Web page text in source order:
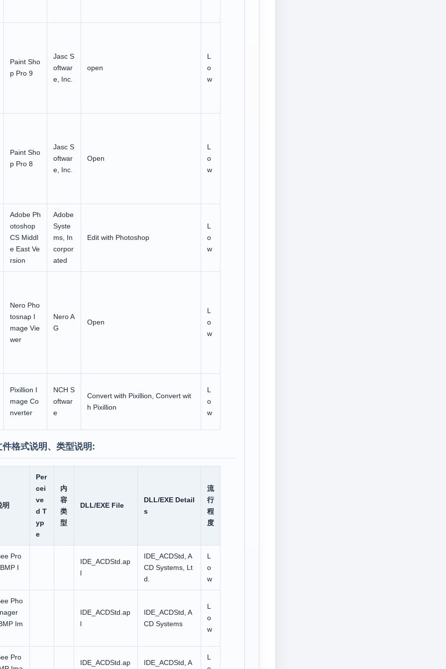
Paint Sho
p Pro 9
Jasc S
oftwar
e, Inc.
open
L
o
w
Paint Sho
p Pro 8
Jasc S
oftwar
e, Inc.
Open
L
o
w
Adobe Ph
otoshop
CS Middl
e East Ve
rsion
Adobe
Syste
ms, In
corpor
ated
Edit with Photoshop
L
o
w
Nero Pho
tosnap I
mage Vie
wer
Nero A
G
Open
L
o
w
Pixillion I
mage Co
nverter
NCH S
oftwar
e
Convert with Pixillion, Convert wit
h Pixillion
L
o
w
件格式说明、类型说明:
明
Per
cei
ve
d T
yp
e
内
容
类
型
DLL/EXE File
DLL/EXE Detail
s
流
行
程
度
Pro
I
IDE_ACDStd.ap
l
IDE_ACDStd, A
CD Systems, Lt
d.
L
o
w
Pho
Im
IDE_ACDStd.ap
l
IDE_ACDStd, A
CD Systems
L
o
w
Pro
IDE_ACDStd.ap IDE_ACDStd, A
L